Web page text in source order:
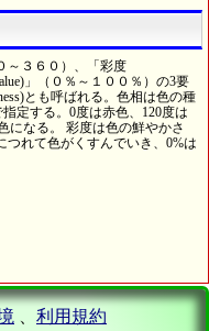
～３６０）、「彩度
」（０％～１００％）の3要
とも呼ばれる。色相は色の種
定する。0度は赤色、120度は
になる。 彩度は色の鮮やかさ
つれて色がくすんでいき、0%は
利用規約